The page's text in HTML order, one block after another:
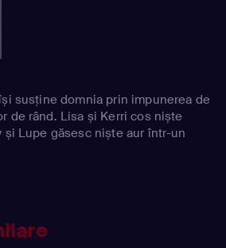
susține domnia prin impunerea de
de rând. Lisa și Kerri cos niște
Lupe găsesc niște aur într-un